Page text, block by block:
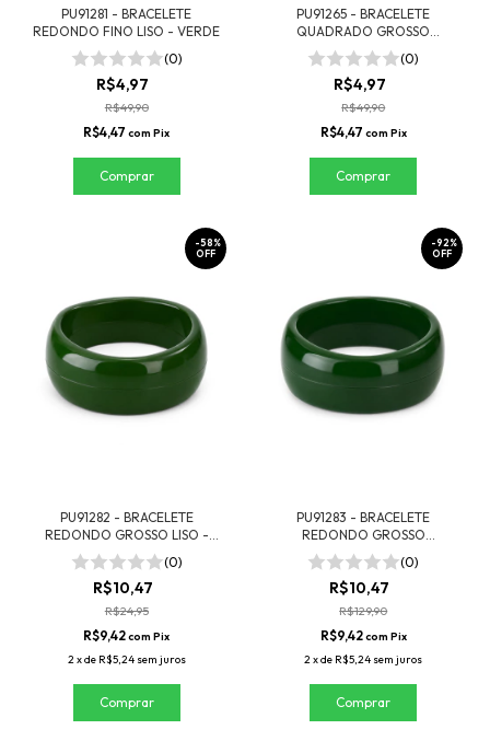
PU91281 - BRACELETE
REDONDO FINO LISO - VERDE
(0)
R$4,97
R$49,90
R$4,47com Pix
PU91265 - BRACELETE
QUADRADO GROSSO
RESINADO - VERDE
(0)
R$4,97
R$49,90
R$4,47 com Pix
PU91282 - BRACELETE
REDONDO GROSSO LISO -
VERDE
(0)
R$10,47
-58%
OFF
R$24,95
R$9,42com Pix
2xde R$5,24 sem juros
PU91283 - BRACELETE
REDONDO GROSSO
ONDULADO - VERDE
(0)
R$10,47
-92%
OFF
R$129,90
R$9,42com Pix
2xde R$5,24 sem juros